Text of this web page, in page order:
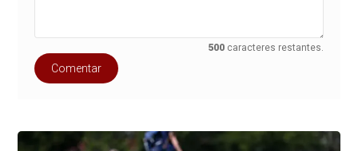
500 caracteres restantes.
Comentar